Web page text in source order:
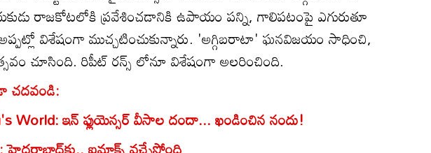
రాజకోటలోకి ప్రవేశించడానికి ఉపాయం పన్ని, గాలిపటంపై ఎగురుతూ
విశేషంగా ముచ్చటించుకున్నారు. 'అగ్గిబరాటా' ఘనవిజయం సాధించి,
చూసింది. రిపీట్ రన్స్ లోనూ విశేషంగా అలరించింది.
చదవండి:
World: ఇన్ ఫ్లుయెన్సర్ వీసాల దందా... ఖండించిన నందు!